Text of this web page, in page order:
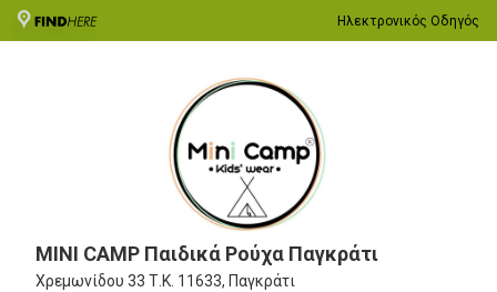
Ηλεκτρονικός Οδηγός
MINI CAMP Παιδικά Ρούχα Παγκράτι
Χρεμωνίδου 33 Τ.Κ. 11633, Παγκράτι